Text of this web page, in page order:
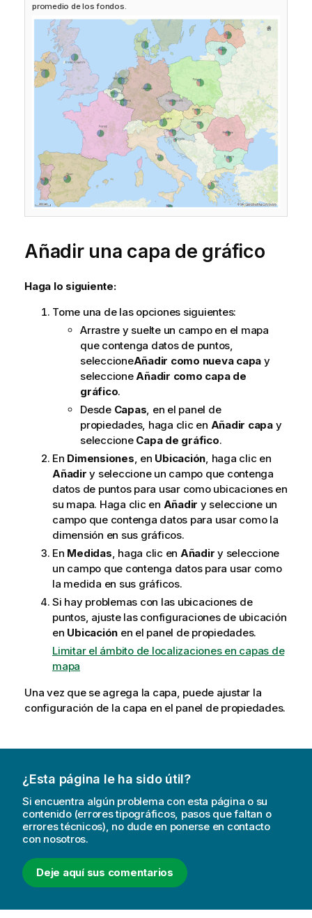
promedio de los fondos.
Añadir una capa de gráfico
Haga lo siguiente:
Tome una de las opciones siguientes:
Arrastre y suelte un campo en el mapa
que contenga datos de puntos,
seleccioneAñadir como nueva capa y
seleccioneAñadir como capa de
gráfico.
Desde Capas, en el panel de
propiedades, haga clic en Añadir capay
seleccione Capa de gráfico.
En Dimensiones, en Ubicación, haga clic en
Añadir y seleccione un campo que contenga
datos de puntos para usar como ubicaciones en
su mapa. Haga clic en Añadir y seleccione un
campo que contenga datos para usar como la
dimensión en sus gráficos.
En Medidas, haga clic en Añadir y seleccione
un campo que contenga datos para usar como
la medida en sus gráficos.
Si hay problemas con las ubicaciones de
puntos, ajuste las configuraciones de ubicación
en Ubicación en el panel de propiedades.
Limitar el ámbito de localizaciones en capas de
mapa
Una vez que se agrega la capa, puede ajustar la
configuración de la capa en el panel de propiedades.
¿Esta página le ha sido útil?
Si encuentra algún problema con esta página o su
contenido (errores tipográficos, pasos que faltan o
errores técnicos), no dude en ponerse en contacto
con nosotros.
Deje aquí sus comentarios